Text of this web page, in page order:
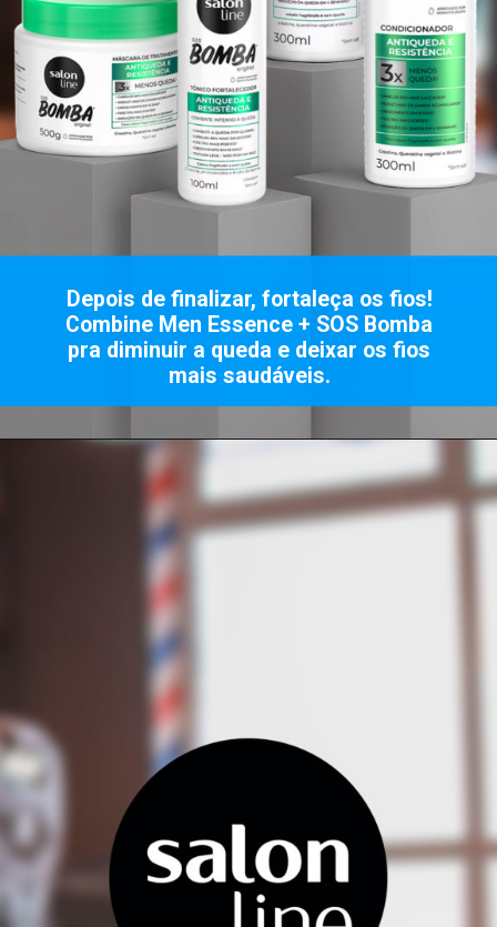
Depois de finalizar, fortaleça os fios!
Combine Men Essence + SOS Bomba
pra diminuir a queda e deixar os fios
mais saudáveis.